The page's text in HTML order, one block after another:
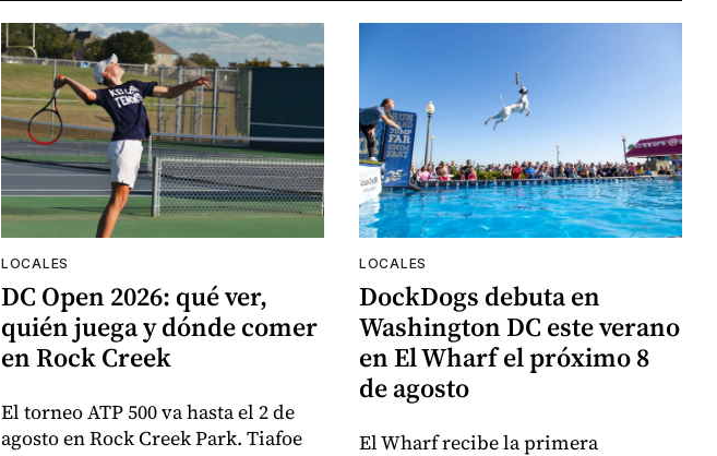
LOCALES
DC Open 2026: qué ver,
quién juega y dónde comer
en Rock Creek
El torneo ATP 500 va hasta el 2 de
agosto en Rock Creek Park. Tiafoe
LOCALES
DockDogs debuta en
Washington DC este verano
en El Wharf el próximo 8
de agosto
El Wharf recibe la primera